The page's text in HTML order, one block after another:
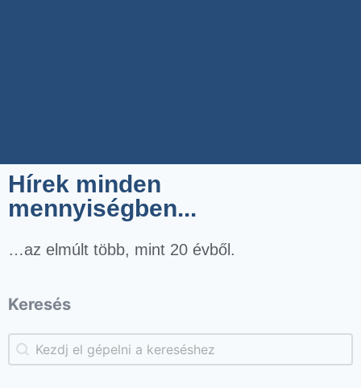
Hírek minden
mennyiségben...
…az elmúlt több, mint 20 évből.
Keresés
Keresés
Keresés